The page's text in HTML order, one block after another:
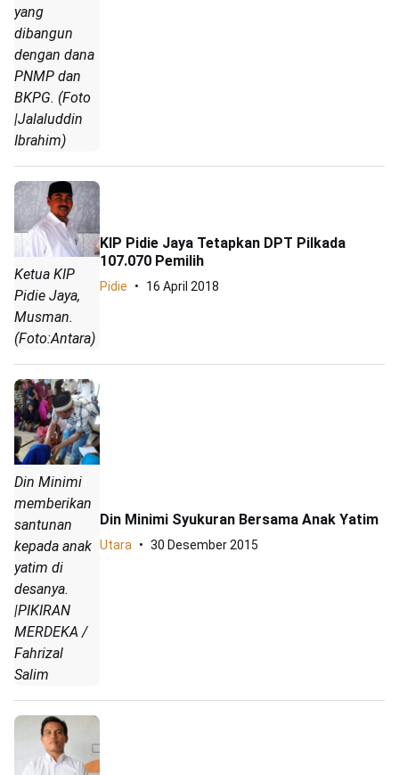
yang
dibangun
dengan dana
PNMP dan
BKPG. (Foto
|Jalaluddin
Ibrahim)
Ketua KIP
Pidie Jaya,
Musman.
(Foto:Antara)
KIP Pidie Jaya Tetapkan DPT Pilkada
107.070 Pemilih
Pidie 16 April 2018
Din Minimi
memberikan
santunan
kepada anak
yatim di
desanya.
|PIKIRAN
MERDEKA /
Fahrizal
Salim
Din Minimi Syukuran Bersama Anak Yatim
Utara 30 Desember 2015